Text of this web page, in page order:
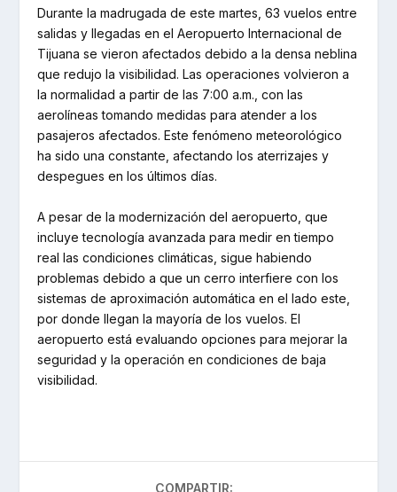
Durante la madrugada de este martes, 63 vuelos entre
salidas y llegadas en el Aeropuerto Internacional de
Tijuana se vieron afectados debido a la densa neblina
que redujo la visibilidad. Las operaciones volvieron a
la normalidad a partir de las 7:00 a.m., con las
aerolíneas tomando medidas para atender a los
pasajeros afectados. Este fenómeno meteorológico
ha sido una constante, afectando los aterrizajes y
despegues en los últimos días.
A pesar de la modernización del aeropuerto, que
incluye tecnología avanzada para medir en tiempo
real las condiciones climáticas, sigue habiendo
problemas debido a que un cerro interfiere con los
sistemas de aproximación automática en el lado este,
por donde llegan la mayoría de los vuelos. El
aeropuerto está evaluando opciones para mejorar la
seguridad y la operación en condiciones de baja
visibilidad.
COMPARTIR: